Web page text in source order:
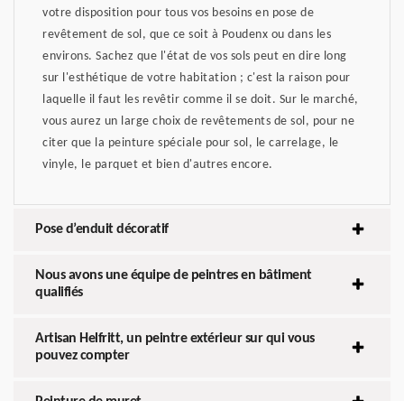
votre disposition pour tous vos besoins en pose de
revêtement de sol, que ce soit à Poudenx ou dans les
environs. Sachez que l'état de vos sols peut en dire long
sur l'esthétique de votre habitation ; c'est la raison pour
laquelle il faut les revêtir comme il se doit. Sur le marché,
vous aurez un large choix de revêtements de sol, pour ne
citer que la peinture spéciale pour sol, le carrelage, le
vinyle, le parquet et bien d'autres encore.
Pose d’enduit décoratif
Nous avons une équipe de peintres en bâtiment
qualifiés
Artisan Helfritt, un peintre extérieur sur qui vous
pouvez compter